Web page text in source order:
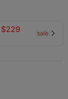
$229
sale 